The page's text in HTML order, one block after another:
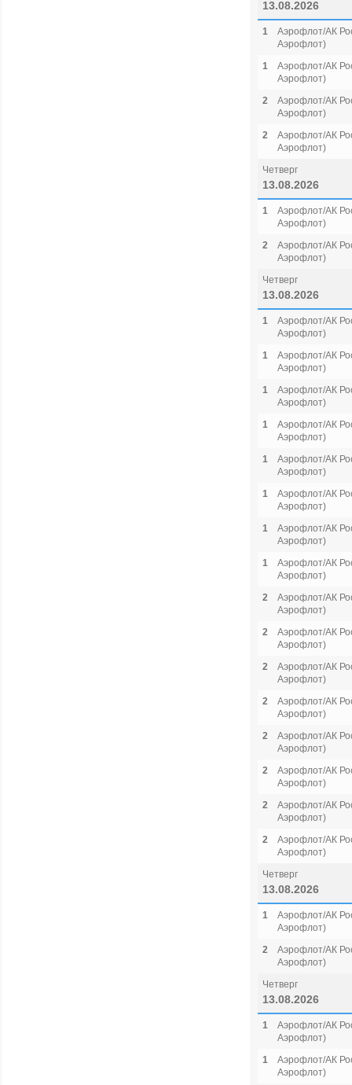
13.08.2026
1
Аэрофлот/АК
Аэрофлот)
1
Аэрофлот/АК
Аэрофлот)
2
Аэрофлот/АК
Аэрофлот)
2
Аэрофлот/АК
Аэрофлот)
Четверг
13.08.2026
1
Аэрофлот/АК
Аэрофлот)
2
Аэрофлот/АК
Аэрофлот)
Четверг
13.08.2026
1
Аэрофлот/АК
Аэрофлот)
1
Аэрофлот/АК
Аэрофлот)
1
Аэрофлот/АК
Аэрофлот)
1
Аэрофлот/АК
Аэрофлот)
1
Аэрофлот/АК
Аэрофлот)
1
Аэрофлот/АК
Аэрофлот)
1
Аэрофлот/АК
Аэрофлот)
1
Аэрофлот/АК
Аэрофлот)
2
Аэрофлот/АК
Аэрофлот)
2
Аэрофлот/АК
Аэрофлот)
2
Аэрофлот/АК
Аэрофлот)
2
Аэрофлот/АК
Аэрофлот)
2
Аэрофлот/АК
Аэрофлот)
2
Аэрофлот/АК
Аэрофлот)
2
Аэрофлот/АК
Аэрофлот)
2
Аэрофлот/АК
Аэрофлот)
Четверг
13.08.2026
1
Аэрофлот/АК
Аэрофлот)
2
Аэрофлот/АК
Аэрофлот)
Четверг
13.08.2026
1
Аэрофлот/АК
Аэрофлот)
1
Аэрофлот/АК
Аэрофлот)